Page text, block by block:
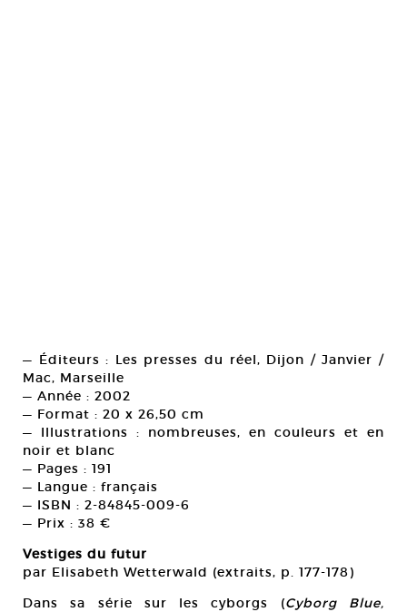
— Éditeurs : Les presses du réel, Dijon / Janvier /
Mac, Marseille
— Année : 2002
— Format : 20 x 26,50 cm
— Illustrations : nombreuses, en couleurs et en
noir et blanc
— Pages : 191
— Langue : français
— ISBN : 2-84845-009-6
— Prix : 38 €
Vestiges du futur
par Elisabeth Wetterwald (extraits, p. 177-178)
Dans sa série sur les cyborgs (Cyborg Blue,